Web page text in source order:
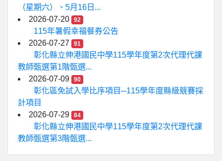
（星期六）、5月16日...
2026-07-20
92
115年暑假幸福餐券公告
2026-07-27
91
彰化縣立伸港國民中學115學年度第2次代理代課
教師甄選第1階甄選...
2026-07-09
90
彰化區免試入學比序項目─115學年度縣級競賽採
計項目
2026-07-29
84
彰化縣立伸港國民中學115學年度第2次代理代課
教師甄選第3階甄選...